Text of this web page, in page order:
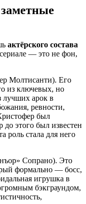
актёрского состава
— это не фон,
Молтисанти). Его
из ключевых, но
лучших арок в
ревности,
был
этого был известен
роль стала для него
Сопрано). Это
формально — босс,
игрушка в
бэкграундом,